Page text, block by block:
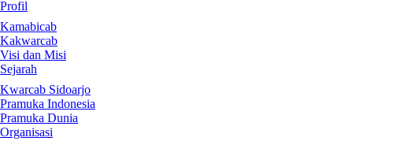
Profil
Kamabicab
Kakwarcab
Visi dan Misi
Sejarah
Kwarcab Sidoarjo
Pramuka Indonesia
Pramuka Dunia
Organisasi